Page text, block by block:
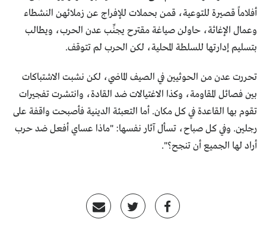
أفلاماً قصيرة للتوعية، قمن بحملات للإفراج عن زملائهن النشطاء
وعمال الإغاثة، حاولن صياغة مقترح يجنِّب عدن الحرب، ويطالب
بتسليم إدارتها للسلطة المحلية، لكن الحرب لم تتوقف.
تحررت عدن من الحوثيين في الصيف الماضي، لكن نشبت الاشتباكات
بين فصائل المقاومة، وكذا الاغتيالات ضد القادة، وانتشرت تفجيرات
تقوم بها القاعدة في كل مكان. أما التعبئة الدينية فأصبحت واقفة على
رجلين. وفي كل صباح، تسأل آثار نفسها: "ماذا عساي أفعل ضد حرب
أراد لها الجميع أن تنجح؟".